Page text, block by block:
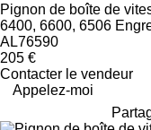
Pignon de boîte de
6400, 6600, 6506
AL76590
205 €
Contacter le vendeur
Appelez-moi